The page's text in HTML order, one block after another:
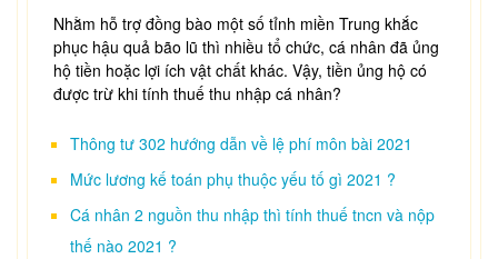
Nhằm hỗ trợ đồng bào một số tỉnh miền Trung khắc
phục hậu quả bão lũ thì nhiều tổ chức, cá nhân đã ủng
hộ tiền hoặc lợi ích vật chất khác. Vậy, tiền ủng hộ có
được trừ khi tính thuế thu nhập cá nhân?
Thông tư 302 hướng dẫn về lệ phí môn bài 2021
Mức lương kế toán phụ thuộc yếu tố gì 2021 ?
Cá nhân 2 nguồn thu nhập thì tính thuế tncn và nộp
thế nào 2021 ?